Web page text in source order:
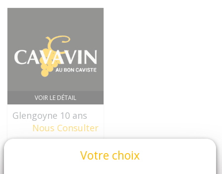
VOIR LE DÉTAIL
Glengoyne 10 ans
Nous Consulter
Votre choix